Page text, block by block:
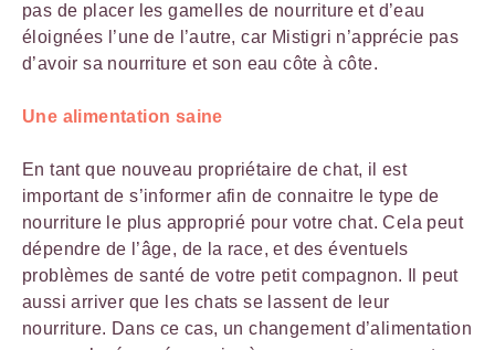
pas de placer les gamelles de nourriture et d’eau
éloignées l’une de l’autre, car Mistigri n’apprécie pas
d’avoir sa nourriture et son eau côte à côte.
Une alimentation saine
En tant que nouveau propriétaire de chat, il est
important de s’informer afin de connaitre le type de
nourriture le plus approprié pour votre chat. Cela peut
dépendre de l’âge, de la race, et des éventuels
problèmes de santé de votre petit compagnon. Il peut
aussi arriver que les chats se lassent de leur
nourriture. Dans ce cas, un changement d’alimentation